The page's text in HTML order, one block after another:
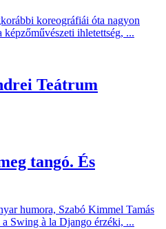
koreográfiái óta nagyon
képzőművészeti ihletettség, ...
Teátrum
tangó. És
humora, Szabó Kimmel Tamás
Swing à la Django érzéki, ...